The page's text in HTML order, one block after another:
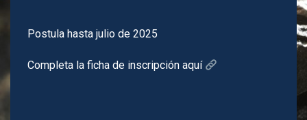
Postula hasta julio de 2025
Completa la ficha de inscripción aquí